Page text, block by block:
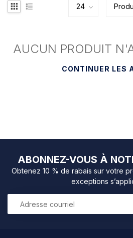
AUCUN PRODUIT
CONTINUER LES
ABONNEZ-VOUS À
Obtenez 10 % de rabais sur votre
exceptions